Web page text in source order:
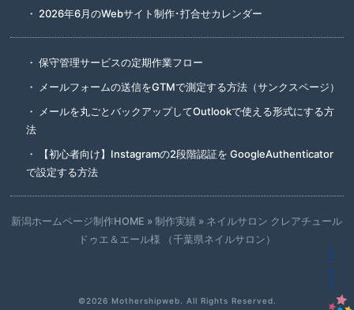
2026年6月のWebサイト制作･打合せカレンダー
保守管理サービスの定期作業フロー
メールフォームの送信をGTMで測定する方法（サンクスページ）
メールを丸ごとバックアップしてOutlookで使える形式にする方
法
【初心者向け】Instagramの2段階認証を GoogleAuthenticator
で設定する方法
新潟ホームページ制作HOME »制作実績 » ネイルサロン クレアチュール
ドゥエ＆エール様 （千葉県ネイルサロン）
©2026 Mothershipweb . All Rights Reserved.